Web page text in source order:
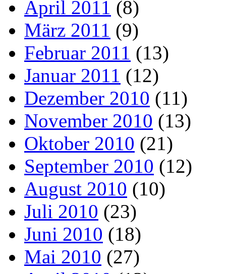
April 2011 (8)
März 2011 (9)
Februar 2011 (13)
Januar 2011 (12)
Dezember 2010 (11)
November 2010 (13)
Oktober 2010 (21)
September 2010 (12)
August 2010 (10)
Juli 2010 (23)
Juni 2010 (18)
Mai 2010 (27)